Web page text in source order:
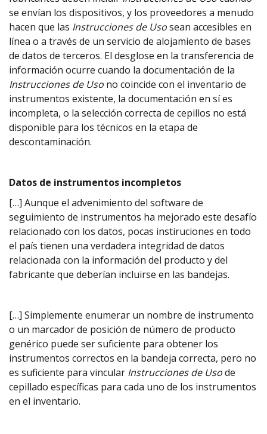
se envían los dispositivos, y los proveedores a menudo
hacen que las Instrucciones de Usosean accesibles en
línea o a través de un servicio de alojamiento de bases
de datos de terceros. El desglose en la transferencia de
información ocurre cuando la documentación de la
Instrucciones de Uso no coincide con el inventario de
instrumentos existente, la documentación en sí es
incompleta, o la selección correcta de cepillos no está
disponible para los técnicos en la etapa de
descontaminación.
Datos de instrumentos incompletos
[…] Aunque el advenimiento del software de
seguimiento de instrumentos ha mejorado este desafío
relacionado con los datos, pocas instiruciones en todo
el país tienen una verdadera integridad de datos
relacionada con la información del producto y del
fabricante que deberían incluirse en las bandejas.
[…] Simplemente enumerar un nombre de instrumento
o un marcador de posición de número de producto
genérico puede ser suficiente para obtener los
instrumentos correctos en la bandeja correcta, pero no
es suficiente para vincular Instrucciones de Usode
cepillado específicas para cada uno de los instrumentos
en el inventario.